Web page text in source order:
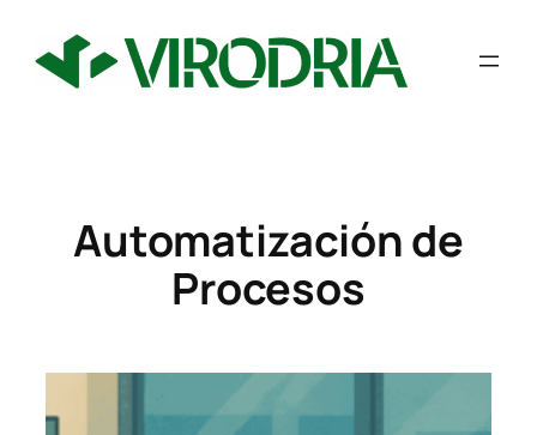
contenido
Automatización de
Procesos